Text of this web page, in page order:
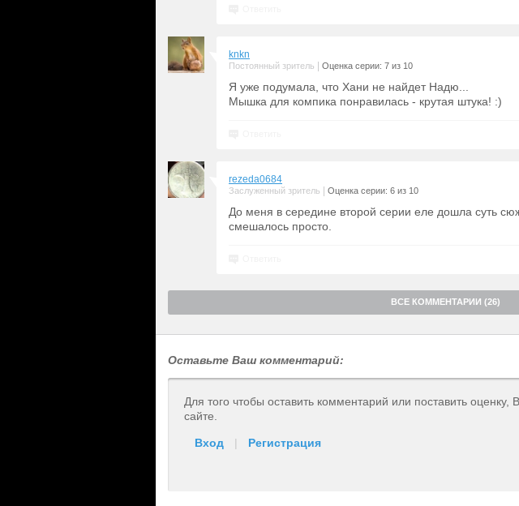
knkn
Постоянный зритель Оценка серии: 7 из 10
Я уже подумала, что Хани не найдет Надю...
Мышка для компика понравилась - крутая штука! :)
rezeda0684
Заслуженный зритель Оценка серии: 6 из 10
До меня в середине второй серии еле дошла суть
смешалось просто.
ВСЕ КОММЕНТАРИИ (26)
Оставьте Ваш комментарий:
Для того чтобы оставить комментарий или поставить
сайте.
Вход | Регистрация